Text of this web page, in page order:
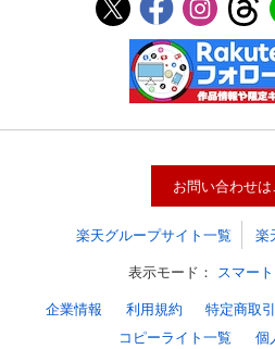
お問い合わせは
楽天グループサイト一覧 楽
表示モード： スマー
企業情報 利用規約 特定商取
コピーライト一覧
個